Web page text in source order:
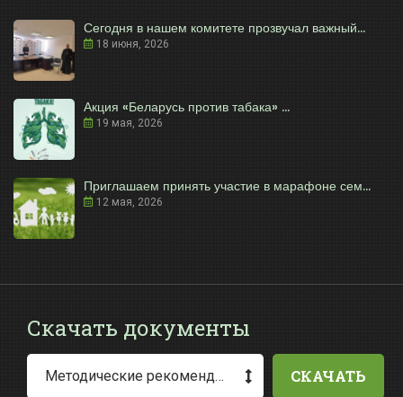
Сегодня в нашем комитете прозвучал важный...
18 июня, 2026
Акция «Беларусь против табака» ...
19 мая, 2026
Приглашаем принять участие в марафоне сем...
12 мая, 2026
Скачать документы
Методические рекомендации по заполнению заявления о выдаче разрешения на специальное водопользование СКАЧАТЬ